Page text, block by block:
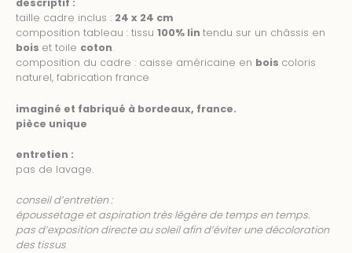
descriptif :
taille cadre inclus : 24 x 24 cm
composition tableau : tissu 100% lin tendu sur un châssis en
bois et toile coton.
composition du cadre : caisse américaine en bois coloris
naturel, fabrication france
imaginé et fabriqué à bordeaux, france.
pièce unique
entretien :
pas de lavage.
conseil d’entretien :
époussetage et aspiration très légère de temps en temps.
pas d’exposition directe au soleil afin d’éviter une décoloration
des tissus